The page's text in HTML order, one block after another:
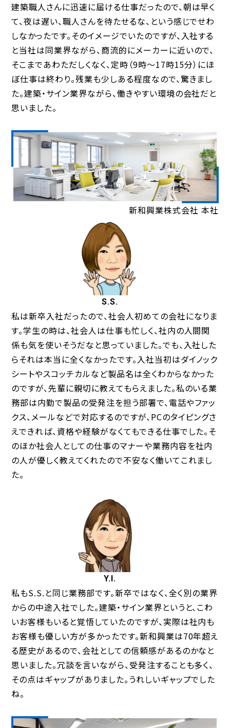
建築職人さんに迅速に届ける仕事だったので、朝は早く
て、夜は遅い、職人さんを待たせるな、という感じでせわ
しなかったです。そのイメージでいたのですが、入社する
と当社は同業界ながら、商流的にメーカーに近いので、
そこまであわただしくなく、定時（9時～17時15分）にほ
ぼ仕事は終わり。残業も少しある程度なので、驚きまし
た。建築・サイン業界ながら、働きやすい環境の会社だと
思いました。
新和興業株式会社 本社
S.S.
私は新卒入社だったので、社会人初めての会社になりま
す。学生の時は、社会人は仕事も忙しく、社内の人間関
係も気を使いそうだなと思っていました。でも、入社した
らそれは本当に全くなかったです。入社当初はダイノック
シートやスコッチカルなど製品名は全くわからなかった
のですが、先輩に親切に教えてもらえました。私のいる業
務部は内勤で製品の受発注を担う部署で、電話やファッ
クス、メールなどで対応するのですが、PCのタイピングさ
えできれば、資格や経験がなくてもできる仕事でした。そ
のほか社会人としての仕事のマナーや業務内容を社内
の人が優しく教えてくれたので不安なく働いてこれまし
た。
Y.I.
私もS.S.と同じ業務部です。新卒ではなく、全く別の業界
からの中途入社でした。建築・サイン業界というと、こわ
いお客様もいると覚悟していたのですが、実際は社内も
お客様も優しい方が多かったです。新和興業は70年超え
る歴史があるので、会社としての信頼感があるのかなと
思いました。冗談を言いながら、受発注することも多く、
その点はギャップがありました。うれしいギャップでした
ね。